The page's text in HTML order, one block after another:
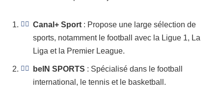
Canal+ Sport : Propose une large sélection de
sports, notamment le football avec la Ligue 1, La
Liga et la Premier League.
beIN SPORTS : Spécialisé dans le football
international, le tennis et le basketball.